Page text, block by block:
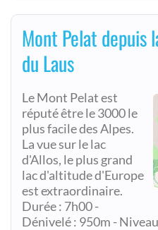
Mont Pelat depuis
du Laus
Le Mont Pelat est
réputé être le 3000 le
plus facile des Alpes.
La vue sur le lac
d'Allos, le plus grand
lac d'altitude d'Europe
est extraordinaire.
Durée : 7h00 -
Dénivelé : 950m -